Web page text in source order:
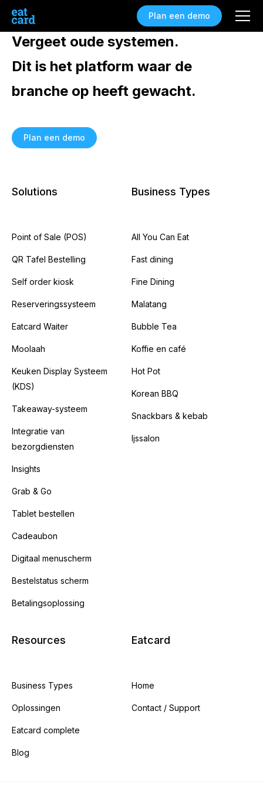
Plan een demo
Vergeet oude systemen.
Dit is het platform waar de
branche op heeft gewacht.
Plan een demo
Solutions
Point of Sale (POS)
QR Tafel Bestelling
Self order kiosk
Reserveringssysteem
Eatcard Waiter
Moolaah
Keuken Display Systeem
(KDS)
Takeaway-systeem
Integratie van
bezorgdiensten
Insights
Grab & Go
Tablet bestellen
Cadeaubon
Digitaal menuscherm
Bestelstatus scherm
Betalingsoplossing
Business Types
All You Can Eat
Fast dining
Fine Dining
Malatang
Bubble Tea
Koffie en café
Hot Pot
Korean BBQ
Snackbars & kebab
Ijssalon
Resources
Business Types
Oplossingen
Eatcard complete
Blog
Eatcard
Home
Contact / Support